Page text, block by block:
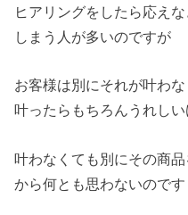
ヒアリングをしたら応え
しまう人が多いのですが
お客様は別にそれが叶わ
叶ったらもちろんうれし
叶わなくても別にその商
から何とも思わないのです